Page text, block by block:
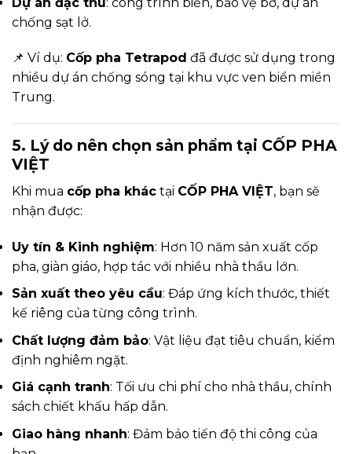
chống sạt lở.
📌 Ví dụ: Cốp pha Tetrapod đã được sử dụng trong
nhiều dự án chống sóng tại khu vực ven biển miền
Trung.
5. Lý do nên chọn sản phẩm tại CỐP PHA
VIỆT
Khi mua cốp pha khác tại CỐP PHA VIỆT, bạn sẽ
nhận được:
Uy tín & Kinh nghiệm: Hơn 10 năm sản xuất cốp
pha, giàn giáo, hợp tác với nhiều nhà thầu lớn.
Sản xuất theo yêu cầu: Đáp ứng kích thước, thiết
kế riêng của từng công trình.
Chất lượng đảm bảo: Vật liệu đạt tiêu chuẩn, kiểm
định nghiêm ngặt.
Giá cạnh tranh: Tối ưu chi phí cho nhà thầu, chính
sách chiết khấu hấp dẫn.
Giao hàng nhanh: Đảm bảo tiến độ thi công của